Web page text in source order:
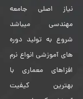
نیاز اصلی جامعه
مهندسی میباشد
شروع به تولید دوره
های آموزشی انواع نرم
افزاهای معماری با
بهترین کیفیت